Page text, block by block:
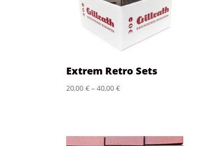
Extrem Retro Sets
20,00€ –40,00€